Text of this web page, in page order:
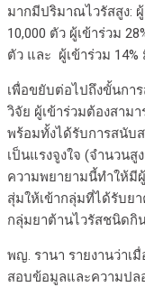
มากมีปริมาณไวรัสสูง:
10,000 ตัว ผู้เข้าร่วม
ตัว และ ผู้เข้าร่วม
เพื่อขยับต่อไปถึงขั้นกา
วิจัย ผู้เข้าร่วมต้องสาม
พร้อมทั้งได้รับการสนับ
เป็นแรงจูงใจ (จำนวนสู
ความพยายามนี้ทำให้มี
สุ่มให้เข้ากลุ่มที่ได้รับย
กลุ่มยาต้านไวรัสชนิดกิ
พญ. รานา รายงานว่าเ
สอบข้อมูลและความปล